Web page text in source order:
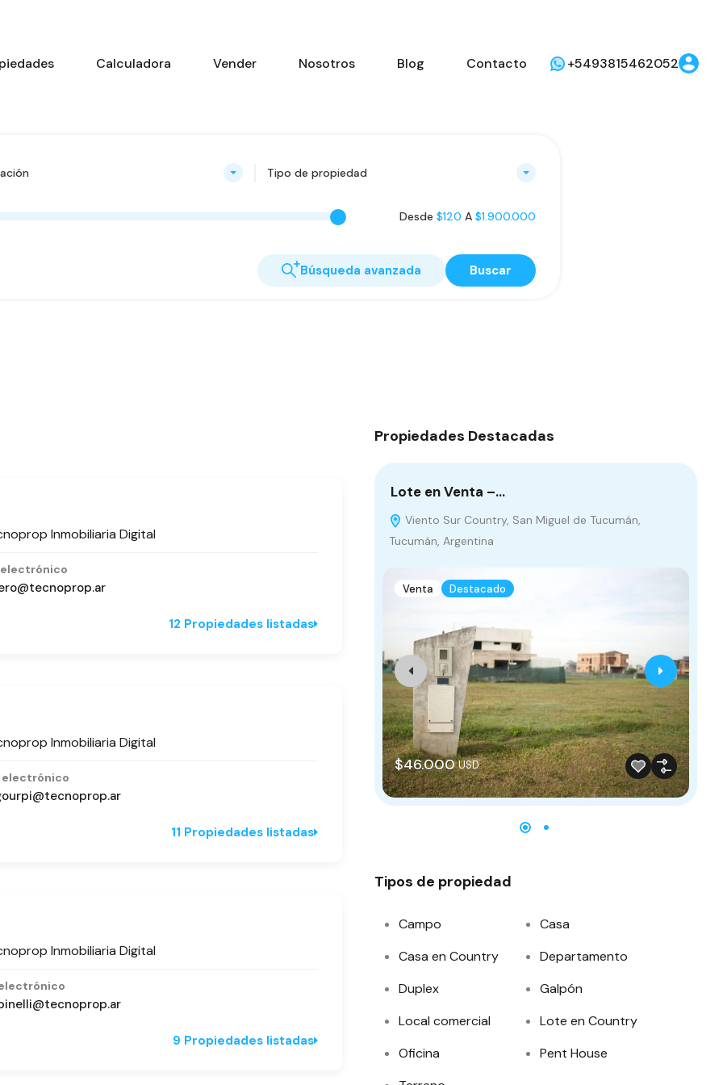
Calculadora Vender Nosotros Blog Contacto +5493815462052
Tipo de propiedad
Desde $120 A $1.900.000
Búsqueda avanzada Buscar
Inmobiliaria Digital
12 Propiedades listadas
Inmobiliaria Digital
electrónico
11 Propiedades listadas
Inmobiliaria Digital
9 Propiedades listadas
Propiedades Destacadas
Lote en Venta –…
Viento Sur Country, San Miguel de Tucumán,
Tucumán, Argentina
Venta Destacado
$46.000 USD
Tipos de propiedad
Campo
Casa
Casa en Country
Departamento
Duplex
Galpón
Local comercial
Lote en Country
Oficina
Pent House